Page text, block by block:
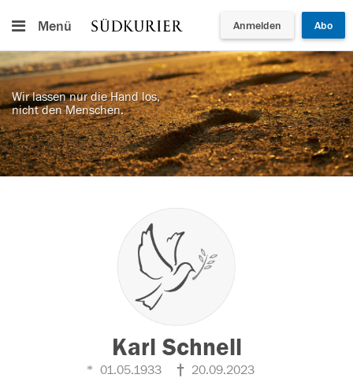
Menü Anmelden Abo
Wir lassen nur die Hand los,
nicht den Menschen.
Karl Schnell
01.05.1933 20.09.2023